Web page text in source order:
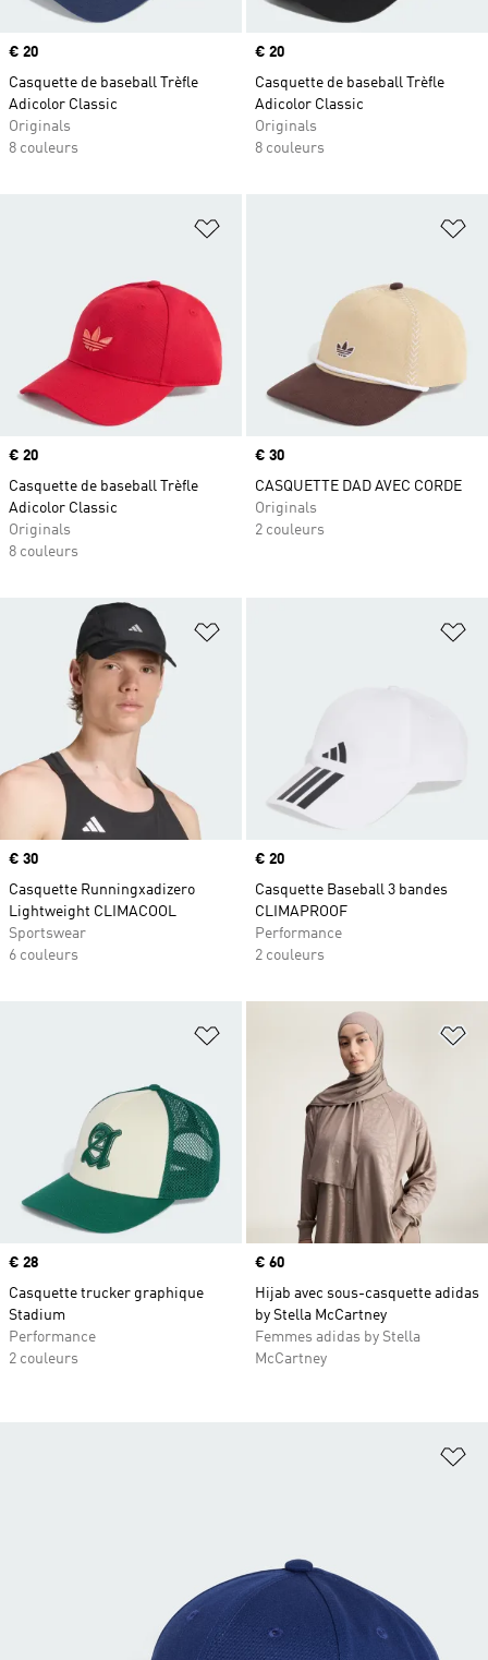
Prix
€ 20
Casquette de baseball Trèfle
Adicolor Classic
Originals
8 couleurs
Prix
€ 20
Casquette de baseball Trèfle
Adicolor Classic
Originals
8 couleurs
Ajouter à la Liste de produits
Prix
€ 20
Casquette de baseball Trèfle
Adicolor Classic
Originals
8 couleurs
Prix
€ 30
CASQUETTE DAD AVEC CORDE
Originals
2 couleurs
Ajouter à la Liste de produits
Prix
€ 30
Casquette Runningxadizero
Lightweight CLIMACOOL
Sportswear
6 couleurs
Prix
€ 20
Casquette Baseball 3 bandes
CLIMAPROOF
Performance
2 couleurs
Ajouter à la Liste de produits
Prix
€ 28
Casquette trucker graphique
Stadium
Performance
2 couleurs
Prix
€ 60
Hijab avec sous-casquette adidas
by Stella McCartney
Femmes adidas by Stella
McCartney